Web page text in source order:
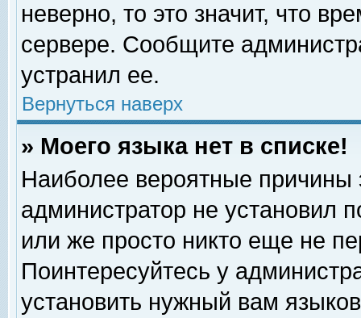
неверно, то это значит, что
сервере. Сообщите
устранил ее.
Вернуться наверх
» Моего языка нет в списке!
Наиболее вероятные причины
администратор не установил
или же просто никто еще не
Поинтересуйтесь у
установить нужный вам